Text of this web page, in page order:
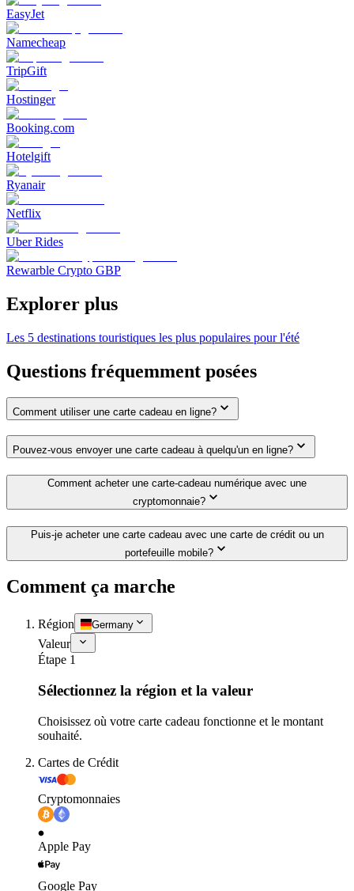
EasyJet
Namecheap
TripGift
Hostinger
Booking.com
Hotelgift
Ryanair
Netflix
Uber Rides
Rewarble Crypto GBP
Explorer plus
Les 5 destinations touristiques les plus populaires pour l'été
Questions fréquemment posées
Comment utiliser une carte cadeau en ligne?
Pouvez-vous envoyer une carte cadeau à quelqu'un en ligne?
Comment acheter une carte-cadeau numérique avec une
cryptomonnaie?
Puis-je acheter une carte cadeau avec une carte de crédit ou un
portefeuille mobile?
Comment ça marche
Région Germany
Valeur
Étape 1
Sélectionnez la région et la valeur
Choisissez où votre carte cadeau fonctionne et le montant
souhaité.
Cartes de Crédit
Cryptomonnaies
Apple Pay
Google Pay